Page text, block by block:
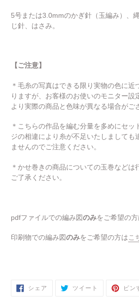
5号または3.0mmのかぎ針（玉編み）、
じ針、はさみ。
【ご注意】
＊毛糸の写真はできる限り実物の色に近
りますが、お客様のお使いのモニター設
より実際の商品と色味が異なる場合がご
＊こちらの作品を編む分量を多めにセッ
ジの相違により糸が不足いたしましても
ませんのでご注意ください。
＊かせ巻きの商品についての玉巻などは
ご了承ください。
pdfファイルでの編み図のみをご希望の方
印刷物での編み図のみをご希望の方は こ
シェア FACEBOOKツイート
TWITTERピン